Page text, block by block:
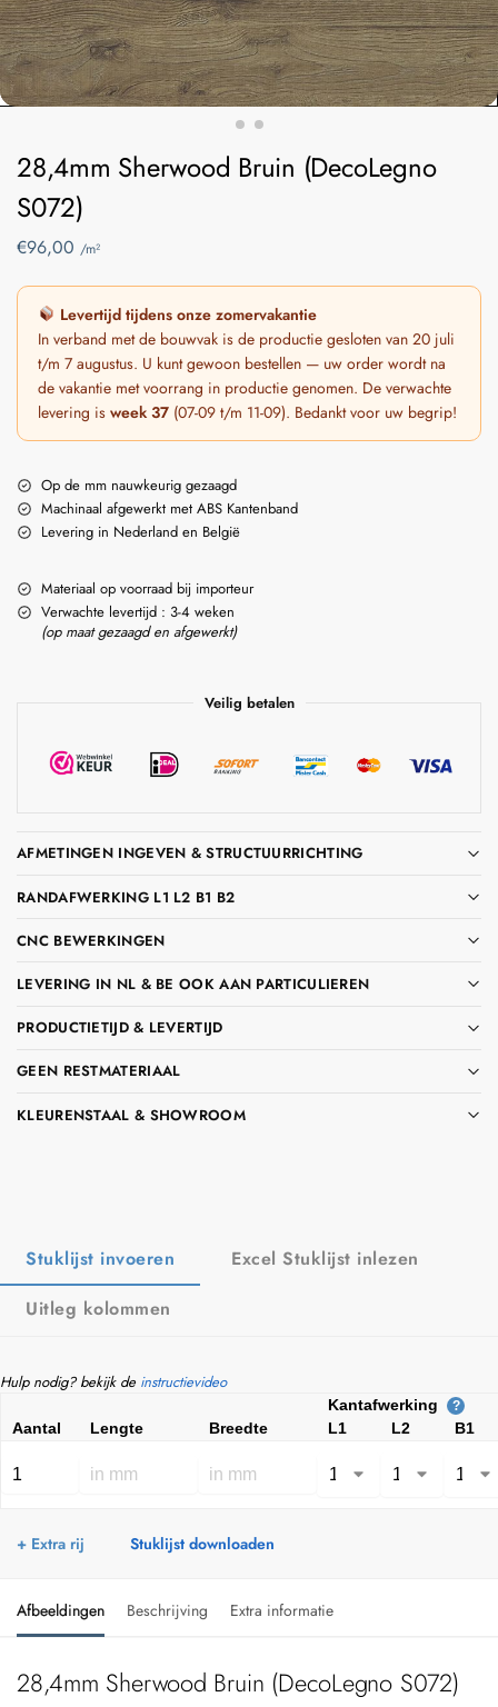
28,4mm Sherwood Bruin (DecoLegno
S072)
€96,00 /m²
Levertijd tijdens onze zomervakantie
In verband met de bouwvak is de productie gesloten van 20 juli
t/m 7 augustus. U kunt gewoon bestellen — uw order wordt na
de vakantie met voorrang in productie genomen. De verwachte
levering is week 37 (07-09 t/m 11-09). Bedankt voor uw begrip!
Op de mm nauwkeurig gezaagd
Machinaal afgewerkt met ABS Kantenband
Levering in Nederland en België
Materiaal op voorraad bij importeur
Verwachte levertijd : 3-4 weken
(op maat gezaagd en afgewerkt)
Veilig betalen
AFMETINGEN INGEVEN & STRUCTUURRICHTING
RANDAFWERKING L1 L2 B1 B2
CNC BEWERKINGEN
LEVERING IN NL & BE OOK AAN PARTICULIEREN
PRODUCTIETIJD & LEVERTIJD
GEEN RESTMATERIAAL
KLEURENSTAAL & SHOWROOM
Stuklijst invoeren
Excel Stuklijst inlezen
Uitleg kolommen
Hulp nodig? bekijk de instructievideo
Kantafwerking ?
Aantal Lengte Breedte L1 L2 B1
+ Extra rij Stuklijst downloaden
Afbeeldingen Beschrijving Extra informatie
28,4mm Sherwood Bruin (DecoLegno S072)